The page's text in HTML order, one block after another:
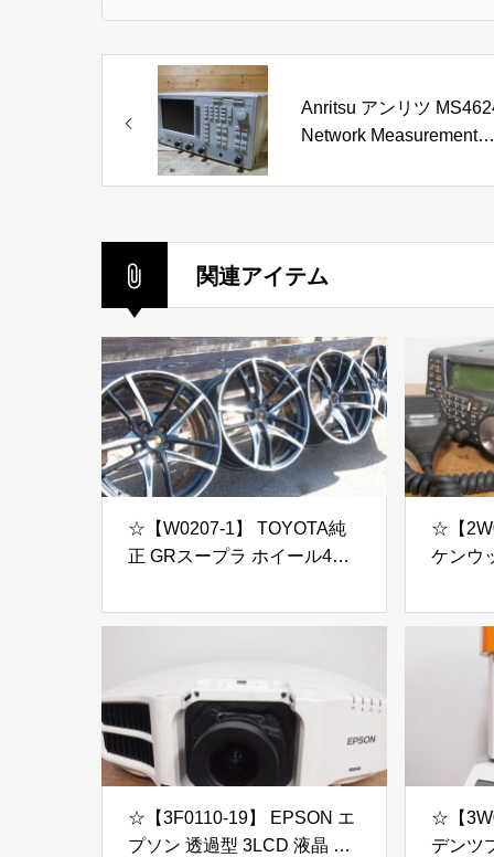
Anritsu アンリツ
Network Measurement
ライザ 10MHZ-9GHZ
関連アイテム
☆【W0207-1】 TOYOTA純
正 GRスープラ ホイール4本
☆【
ケンウ
2000V
☆【3F0110-19】 EPSON エ
プソン 透過型 3LCD 液晶 ビ
☆【
デンツ